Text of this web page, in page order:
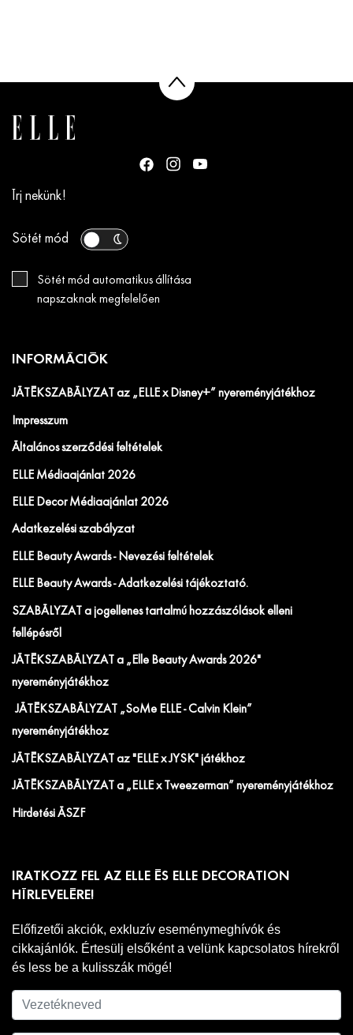
Írj nekünk!
Sötét mód
Sötét mód automatikus állítása
napszaknak megfelelően
INFORMÁCIÓK
JÁTÉKSZABÁLYZAT az „ELLE x Disney+” nyereményjátékhoz
Impresszum
Általános szerződési feltételek
ELLE Médiaajánlat 2026
ELLE Decor Médiaajánlat 2026
Adatkezelési szabályzat
ELLE Beauty Awards - Nevezési feltételek
ELLE Beauty Awards - Adatkezelési tájékoztató.
SZABÁLYZAT a jogellenes tartalmú hozzászólások elleni
fellépésről
JÁTÉKSZABÁLYZAT a „Elle Beauty Awards 2026"
nyereményjátékhoz
JÁTÉKSZABÁLYZAT „SoMe ELLE - Calvin Klein”
nyereményjátékhoz
JÁTÉKSZABÁLYZAT az "ELLE x JYSK" játékhoz
JÁTÉKSZABÁLYZAT a „ELLE x Tweezerman” nyereményjátékhoz
Hirdetési ÁSZF
IRATKOZZ FEL AZ ELLE ÉS ELLE DECORATION
HÍRLEVELÉRE!
Előfizetői akciók, exkluzív eseménymeghívók és
cikkajánlók. Értesülj elsőként a velünk kapcsolatos hírekről
és less be a kulisszák mögé!